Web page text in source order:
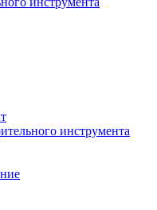
инструмента